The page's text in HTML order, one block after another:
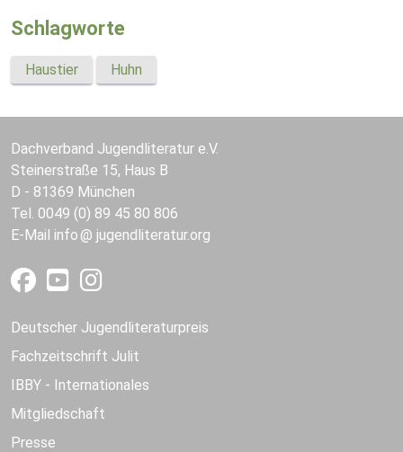
Schlagworte
Haustier Huhn
Dachverband Jugendliteratur e.V.
Steinerstraße 15, Haus B
D - 81369 München
Tel. 0049 (0) 89 45 80 806
E-Mail info jugendliteratur.org
Deutscher Jugendliteraturpreis
Fachzeitschrift Julit
IBBY - Internationales
Mitgliedschaft
Presse